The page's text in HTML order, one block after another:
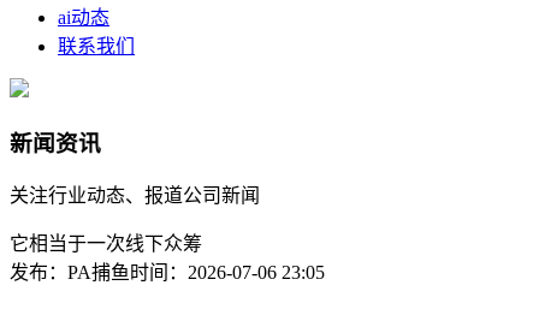
ai动态
联系我们
新闻资讯
关注行业动态、报道公司新闻
它相当于一次线下众筹
发布：PA捕鱼时间：2026-07-06 23:05